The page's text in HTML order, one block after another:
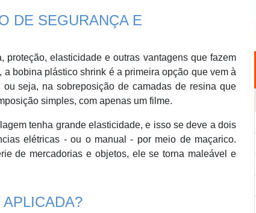
DE SEGURANÇA E
elasticidade e outras vantagens que fazem
bobina plástico shrink é a primeira opção que vem à
seja, na sobreposição de camadas de resina que
simples, com apenas um filme.
tenha grande elasticidade, e isso se deve a dois
elétricas - ou o manual - por meio de maçarico.
de mercadorias e objetos, ele se torna maleável e